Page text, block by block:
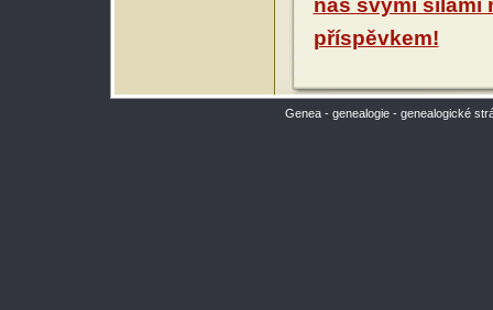
nás svými silami
příspěvkem!
Genea - genealogie - genealogické